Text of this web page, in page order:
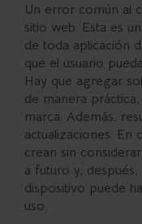
Un error común al
sitio web. Esta es
de toda aplicación
que el usuario
Hay que agregar
de manera
marca. Además,
actualizaciones. En
crean sin
a futuro y,
dispositivo puede
uso.